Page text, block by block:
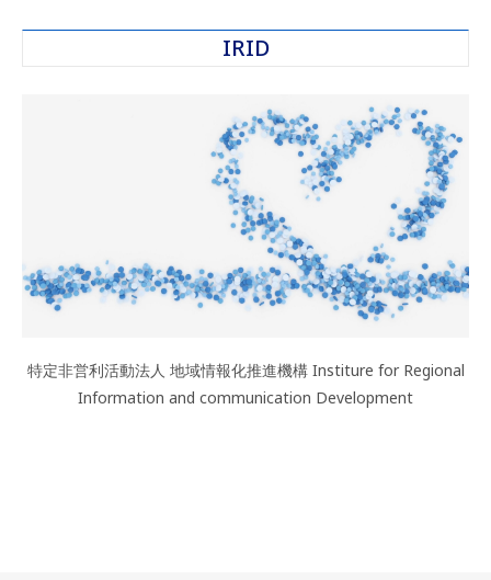
IRID
特定非営利活動法人 地域情報化推進機構 Institure for Regional
Information and communication Development